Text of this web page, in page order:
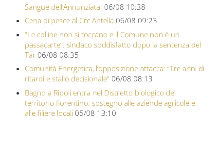
Sangue dell’Annunziata 06/08 10:38
Cena di pesce al Crc Antella 06/08 09:23
“Le colline non si toccano e il Comune non è un
passacarte”: sindaco soddisfatto dopo la sentenza del
Tar 06/08 08:35
Comunità Energetica, l’opposizione attacca: “Tre anni di
ritardi e stallo decisionale” 06/08 08:13
Bagno a Ripoli entra nel Distretto biologico del
territorio fiorentino: sostegno alle aziende agricole e
alle filiere locali 05/08 13:10